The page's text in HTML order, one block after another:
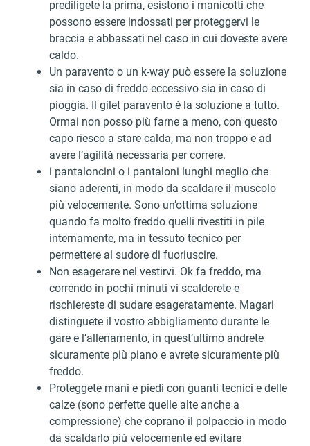
prediligete la prima, esistono i manicotti che
possono essere indossati per proteggervi le
braccia e abbassati nel caso in cui doveste avere
caldo.
Un paravento o un k-way può essere la soluzione
sia in caso di freddo eccessivo sia in caso di
pioggia. Il gilet paravento è la soluzione a tutto.
Ormai non posso più farne a meno, con questo
capo riesco a stare calda, ma non troppo e ad
avere l’agilità necessaria per correre.
i pantaloncini o i pantaloni lunghi meglio che
siano aderenti, in modo da scaldare il muscolo
più velocemente. Sono un’ottima soluzione
quando fa molto freddo quelli rivestiti in pile
internamente, ma in tessuto tecnico per
permettere al sudore di fuoriuscire.
Non esagerare nel vestirvi. Ok fa freddo, ma
correndo in pochi minuti vi scalderete e
rischiereste di sudare esageratamente. Magari
distinguete il vostro abbigliamento durante le
gare e l’allenamento, in quest’ultimo andrete
sicuramente più piano e avrete sicuramente più
freddo.
Proteggete mani e piedi con guanti tecnici e delle
calze (sono perfette quelle alte anche a
compressione) che coprano il polpaccio in modo
da scaldarlo più velocemente ed evitare